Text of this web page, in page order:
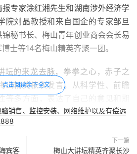
专家涂红湘先生和湖南涉外经济学
院刘晶教授和来自国企的专家邹旦
秘书长、梅山青年创业商会会长易
士等14名梅山精英齐聚一团。
坛的来龙去脉，拳拳之心，赤子之
山精英依次发言，从科学性、前瞻
所能，为挖掘、弘扬、创新梅山文
有的贡献。
围中，大家了解了概况，提出了问
点击阅读余下全文
脑销售、监控安装、网络维护以及有偿远
宾客
下一篇
梅山大讲坛精英齐聚长沙